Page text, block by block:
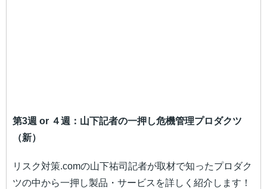
第3週 or ４週：山下記者の一押し危機管理プロダクツ
（新）
リスク対策.comの山下祐司記者が取材で知ったプロダク
ツの中から一押し製品・サービスを詳しく紹介します！